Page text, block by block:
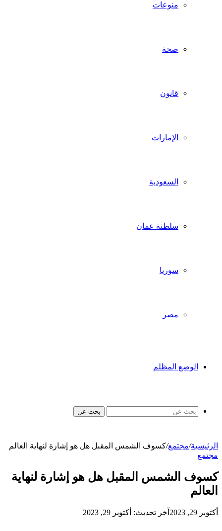
منوعات
صحة
قانون
الإمارات
السعودية
سلطنة عمان
سوريا
مصر
الوضع المظلم
بحث عن
/مجتمع/كسوف الشمس المقبل هل هو إشارة لنهاية العالم
الشمس المقبل هل هو إشارة لنهاية
29, 2023 آخر تحديث: أكتوبر 29, 2023